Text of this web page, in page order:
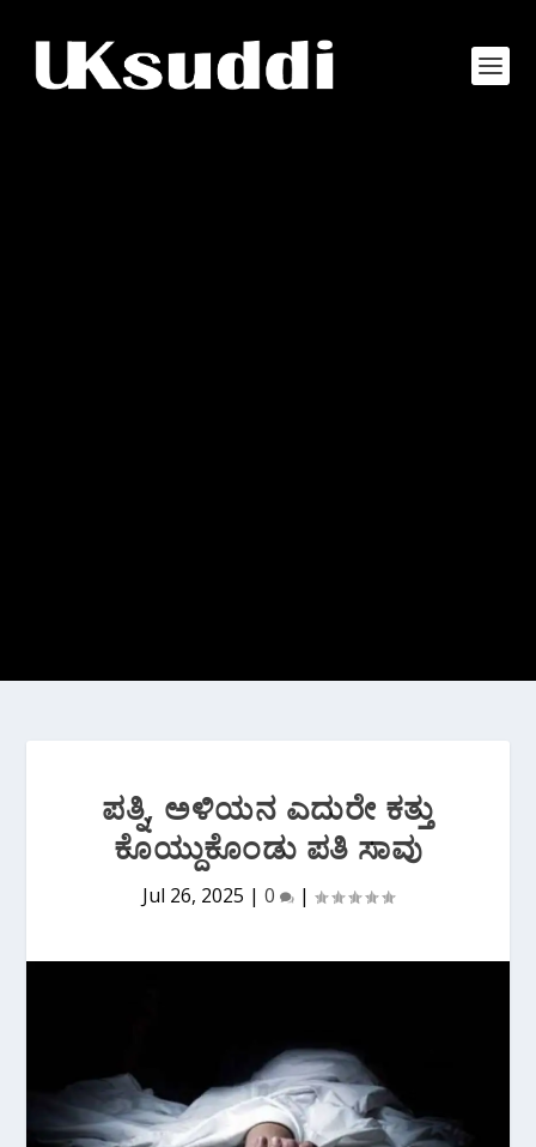
ಪತ್ನಿ, ಅಳಿಯನ ಎದುರೇ ಕತ್ತು
ಕೊಯ್ದುಕೊಂಡು ಪತಿ ಸಾವು
Jul 26, 2025 | 0 |